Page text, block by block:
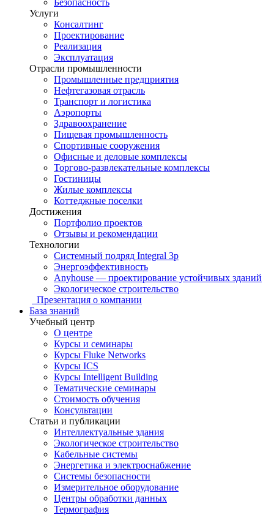
Услуги
Консалтинг
Проектирование
Реализация
Эксплуатация
Отрасли промышленности
Промышленные предприятия
Нефтегазовая отрасль
Транспорт и логистика
Аэропорты
Здравоохранение
Пищевая промышленность
Спортивные сооружения
Офисные и деловые комплексы
Торгово-развлекательные комплексы
Гостиницы
Жилые комплексы
Коттеджные поселки
Достижения
Портфолио проектов
Отзывы и рекомендации
Технологии
Системный подряд Integral 3p
Энергоэффективность
Anyhouse — проектирование устойчивых зданий
Экологическое строительство
Презентация о компании
База знаний
Учебный центр
О центре
Курсы и семинары
Курсы Fluke Networks
Курсы ICS
Курсы Intelligent Building
Тематические семинары
Стоимость обучения
Консультации
Статьи и публикации
Интеллектуальные здания
Экологическое строительство
Кабельные системы
Энергетика и электроснабжение
Системы безопасности
Измерительное оборудование
Центры обработки данных
Термография